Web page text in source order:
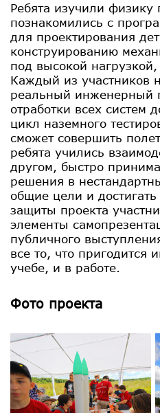
Ребята изучили физику
познакомились с
для проектирования
конструированию
под высокой
Каждый из участников
реальный инженерный
отработки всех систем
цикл наземного
сможет совершить
ребята учились
другом, быстро
решения в
общие цели и
защиты проекта
элементы
публичного
все то, что пригодится
учебе, и в работе.
Фото проекта